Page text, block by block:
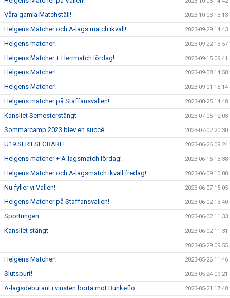
Våra gamla Matchställ! 2023-10-03 13:13
Helgens Matcher och A-lags match ikväll! 2023-09-29 14:43
Helgens matcher! 2023-09-22 13:57
Helgens Matcher + Herrmatch lördag! 2023-09-15 09:41
Helgens Matcher! 2023-09-08 14:58
Helgens Matcher! 2023-09-01 15:14
Helgens matcher på Staffansvallen! 2023-08-25 14:48
Kansliet Semesterstängt 2023-07-05 12:03
Sommarcamp 2023 blev en succé 2023-07-02 20:30
U19 SERIESEGRARE! 2023-06-26 09:24
Helgens matcher + A-lagsmatch lördag! 2023-06-16 13:38
Helgens Matcher och A-lagsmatch ikväll fredag! 2023-06-09 10:08
Nu fyller vi Vallen! 2023-06-07 15:05
Helgens Matcher på Staffansvallen! 2023-06-02 13:40
Sportringen 2023-06-02 11:33
Kansliet stängt 2023-06-02 11:31
2023-05-29 09:55
Helgens Matcher! 2023-05-26 11:46
Slutspurt! 2023-05-24 09:21
A-lagsdebutant i vinsten borta mot Bunkeflo 2023-05-21 17:48